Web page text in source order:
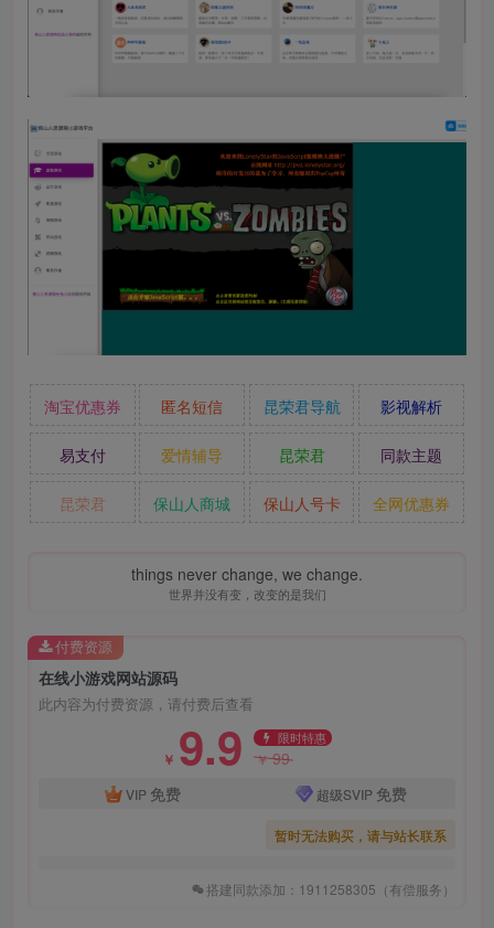
淘宝优惠券 匿名短信 昆荣君导航 影视解析
易支付 爱情辅导 昆荣君 同款主题
昆荣君 保山人商城 保山人号卡 全网优惠券
things never change, we change.
世界并没有变，改变的是我们
在线小游戏网站源码
此内容为付费资源，请付费后查看
￥ 9.9 限时特惠
￥99
VIP 免费 超级SVIP 免费
暂时无法购买，请与站长联系
搭建同款添加：1911258305（有偿服务）
付费资源